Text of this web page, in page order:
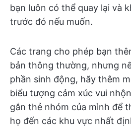
bạn luôn có thể quay lại và
trước đó nếu muốn.
Các trang cho phép bạn
bản thông thường, nhưng
phần sinh động, hãy thêm
biểu tượng cảm xúc vui
gắn thẻ nhóm của mình để
họ đến các khu vực nhất